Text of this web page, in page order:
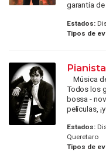
garantía
Estados:
Tipos de
Música
Todos los
bossa -
películas,
Estados:
Queretaro
Tipos de